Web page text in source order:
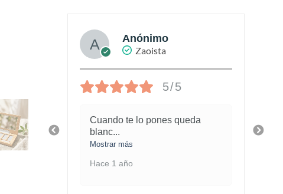
Anónimo
Zaoista
5/5
Cuando te lo pones queda
blanc...
Mostrar más
Hace 1 año